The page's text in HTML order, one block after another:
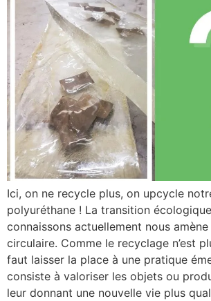
Ici, on ne recycle plus, on upcycle
polyuréthane ! La transition
connaissons actuellement nous
circulaire. Comme le recyclage n’est
faut laisser la place à une pratique
consiste à valoriser les objets ou
leur donnant une nouvelle vie plus